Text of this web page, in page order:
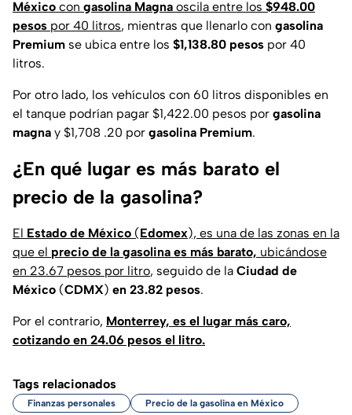
México con gasolina Magna oscila entre los $948.00
pesos por 40 litros, mientras que llenarlo con gasolina
Premium se ubica entre los $1,138.80 pesos por 40
litros.
Por otro lado, los vehículos con 60 litros disponibles en
el tanque podrían pagar $1,422.00 pesos por gasolina
magna y $1,708 .20 por gasolina Premium.
¿En qué lugar es más barato el
precio de la gasolina?
El Estado de México (Edomex), es una de las zonas en la
que el precio de la gasolina es más barato, ubicándose
en 23.67 pesos por litro, seguido de la Ciudad de
México (CDMX) en 23.82 pesos.
Por el contrario, Monterrey, es el lugar más caro,
cotizando en 24.06 pesos el litro.
Tags relacionados
Finanzas personales Precio de la gasolina en México